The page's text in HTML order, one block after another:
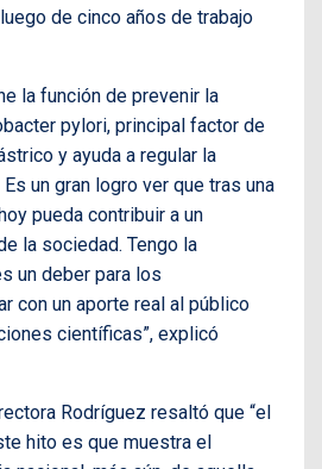
de cinco años de trabajo
la función de prevenir la
pylori, principal factor de
y ayuda a regular la
un gran logro ver que tras una
pueda contribuir a un
la sociedad. Tengo la
un deber para los
con un aporte real al público
científicas”, explicó
Rodríguez resaltó que “el
hito es que muestra el